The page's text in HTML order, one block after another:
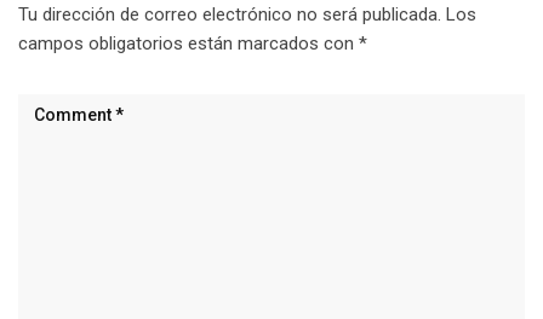
Tu dirección de correo electrónico no será publicada. Los
campos obligatorios están marcados con *